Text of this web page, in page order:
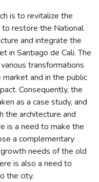
is to revitalize the
to restore the National
and integrate the
in Santiago de Cali. The
transformations
and in the public
Consequently, the
as a case study, and
the architecture and
is a need to make the
a complementary
needs of the old
is also a need to
the city.